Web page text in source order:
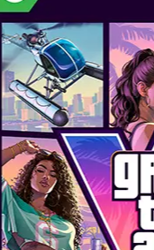
de descoperiri în Yoshi
2. Ce creaturi curioase
CARTE
zeci de creaturi – atât
domnului E.
pot cultiva plante
Yoshi le poate folosi